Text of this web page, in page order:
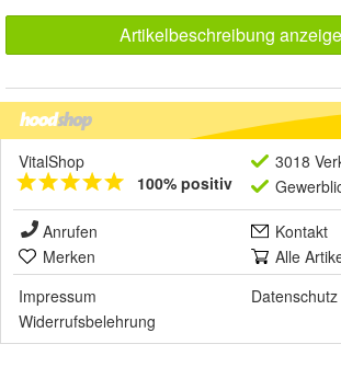
Artikelbeschreibung
VitalShop
100% positiv
3018
Anrufen
Kontakt
Merken
Alle
Impressum
Datenschutz
Widerrufsbelehrung